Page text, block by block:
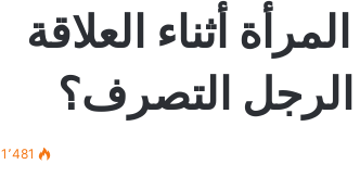
أثناء العلاقة
التصرف؟
1٬481